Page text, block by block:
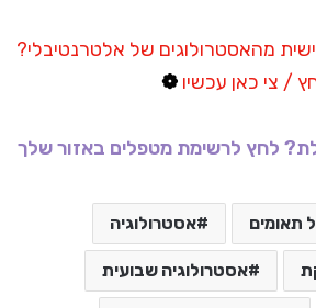
מהאסטרולוגים של אלטרנטיבלי?
/ צי כאן עכשיו ❁
לחץ לרשימת מטפלים באזור שלך
תאומים אסטרולוגיה
אסטרולוגיה שבועית